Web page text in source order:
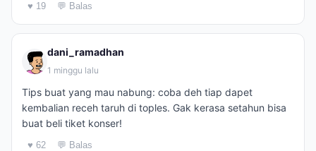
♥ 19 💬 Balas
dani_ramadhan
1 minggu lalu
Tips buat yang mau nabung: coba deh tiap dapet
kembalian receh taruh di toples. Gak kerasa setahun bisa
buat beli tiket konser!
♥ 62 💬 Balas